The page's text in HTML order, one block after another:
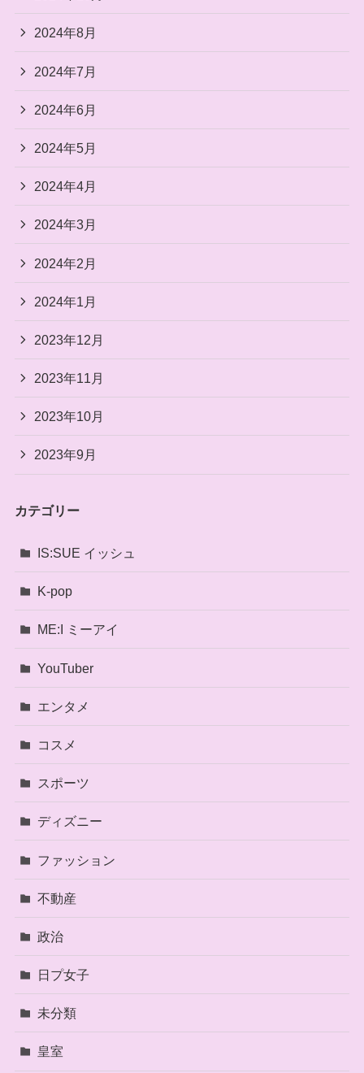
2024年8月
2024年7月
2024年6月
2024年5月
2024年4月
2024年3月
2024年2月
2024年1月
2023年12月
2023年11月
2023年10月
2023年9月
カテゴリー
IS:SUE イッシュ
K-pop
ME:I ミーアイ
YouTuber
エンタメ
コスメ
スポーツ
ディズニー
ファッション
不動産
政治
日プ女子
未分類
皇室